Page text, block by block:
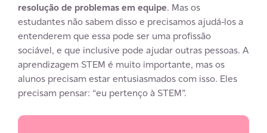
resolução de problemas em equipe. Mas os
estudantes não sabem disso e precisamos ajudá-los a
entenderem que essa pode ser uma profissão
sociável, e que inclusive pode ajudar outras pessoas. A
aprendizagem STEM é muito importante, mas os
alunos precisam estar entusiasmados com isso. Eles
precisam pensar: “eu pertenço à STEM”.